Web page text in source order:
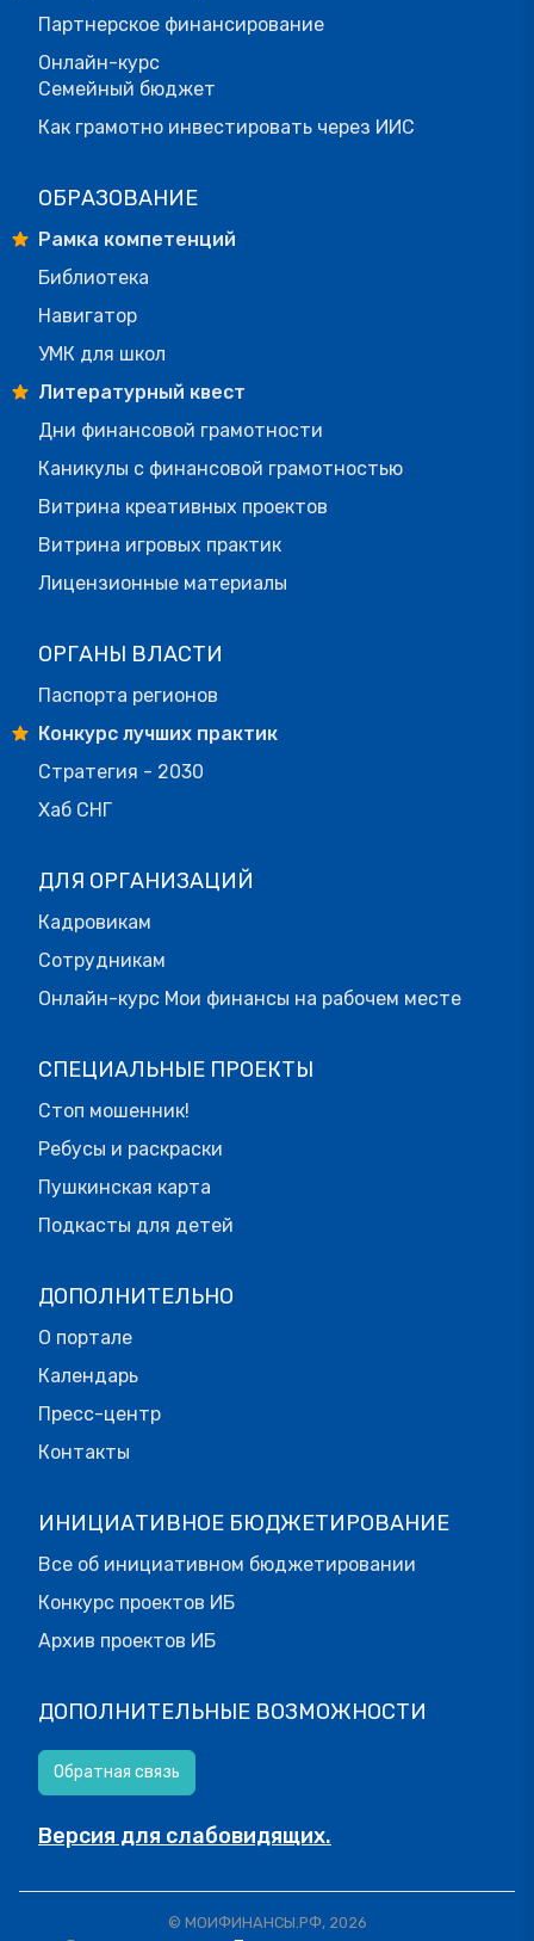
Партнерское финансирование
Онлайн-курс
Семейный бюджет
Как грамотно инвестировать через ИИС
ОБРАЗОВАНИЕ
Рамка компетенций
Библиотека
Навигатор
УМК для школ
Литературный квест
Дни финансовой грамотности
Каникулы с финансовой грамотностью
Витрина креативных проектов
Витрина игровых практик
Лицензионные материалы
ОРГАНЫ ВЛАСТИ
Паспорта регионов
Конкурс лучших практик
Стратегия - 2030
Хаб СНГ
ДЛЯ ОРГАНИЗАЦИЙ
Кадровикам
Сотрудникам
Онлайн-курс Мои финансы на рабочем месте
СПЕЦИАЛЬНЫЕ ПРОЕКТЫ
Стоп мошенник!
Ребусы и раскраски
Пушкинская карта
Подкасты для детей
ДОПОЛНИТЕЛЬНО
О портале
Календарь
Пресс-центр
Контакты
ИНИЦИАТИВНОЕ БЮДЖЕТИРОВАНИЕ
Все об инициативном бюджетировании
Конкурс проектов ИБ
Архив проектов ИБ
ДОПОЛНИТЕЛЬНЫЕ ВОЗМОЖНОСТИ
Обратная связь
Версия для слабовидящих.
© МОИФИНАНСЫ.РФ, 2026